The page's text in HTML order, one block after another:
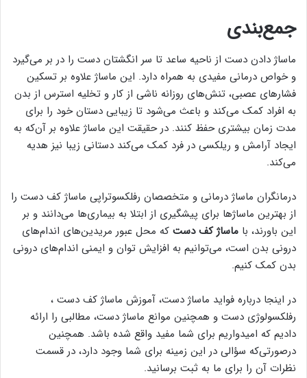
جمع‌بندی
ماساژ دادن دست از ناحیه ساعد تا سر انگشتان دست را در بر می‌گیرد
و خواص درمانی مفیدی به همراه دارد. این ماساژ علاوه بر تسکین
فشارهای عصبی، تنش‌های روزانه ناشی از کار و تخلیه استرس از بدن
به افراد کمک می‌کند و باعث می‌شود تا زیبایی دستان خود را برای
مدت زمان بیشتری حفظ کنند. در حقیقت این ماساژ علاوه بر آن‌که به
ایجاد آرامش و ریلکسی در فرد کمک می‌کند دستانی زیبا نیز هدیه
می‌کند.
درمانگران ماساژ درمانی و متخصصان رفلکسوتراپی ماساژ کف دست را
از بهترین ماساژها برای پیشگیری از ابتلا به بیماری‌ها می‌دانند و بر
این باورند، با ماساژ کف دست که محل عبور مریدین‌های اندام‌های
درونی بدن است، می‌توانیم به افزایش توان و ایمنی اندام‌های درونی
بدن کمک کنیم.
در اینجا درباره فواید ماساژ دست، آموزش ماساژ کف دست ،
رفلکسولوژی دست و همچنین موانع ماساژ دست، مطالبی را ارائه
دادیم که امیدواریم برای شما مفید واقع شده باشد. همچنین
درصورتی‌که سؤالی در این زمینه برای شما وجود دارد، در قسمت
نظرات آن را برای ما به ثبت برسانید.